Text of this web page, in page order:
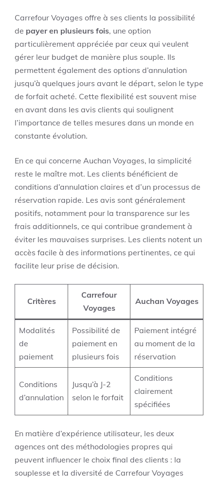
Carrefour Voyages offre à ses clients la possibilité
de payer en plusieurs fois, une option
particulièrement appréciée par ceux qui veulent
gérer leur budget de manière plus souple. Ils
permettent également des options d’annulation
jusqu’à quelques jours avant le départ, selon le type
de forfait acheté. Cette flexibilité est souvent mise
en avant dans les avis clients qui soulignent
l’importance de telles mesures dans un monde en
constante évolution.
En ce qui concerne Auchan Voyages, la simplicité
reste le maître mot. Les clients bénéficient de
conditions d’annulation claires et d’un processus de
réservation rapide. Les avis sont généralement
positifs, notamment pour la transparence sur les
frais additionnels, ce qui contribue grandement à
éviter les mauvaises surprises. Les clients notent un
accès facile à des informations pertinentes, ce qui
facilite leur prise de décision.
Critères
Carrefour
Voyages
Auchan Voyages
Modalités
de
paiement
Possibilité de
paiement en
plusieurs fois
Paiement intégré
au moment de la
réservation
Conditions
d’annulation
Jusqu’à J-2
selon le forfait
Conditions
clairement
spécifiées
En matière d’expérience utilisateur, les deux
agences ont des méthodologies propres qui
peuvent influencer le choix final des clients : la
souplesse et la diversité de Carrefour Voyages